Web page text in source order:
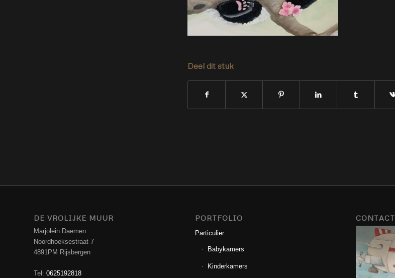
Deel dit stuk
DE VROLIJKE MUUR
Marjolein Daemen
Noordhoeksestraat 7
4891PM Rijsbergen
Tel: 0625192818
PORTFOLIO
Particulier
Babykamers
Kinderkamers
CONTACT